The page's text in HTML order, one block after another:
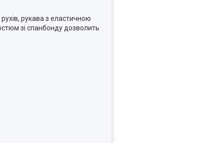
рукава з еластичною
зі спанбонду дозволить